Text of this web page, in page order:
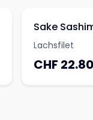
Sake
Lachsfilet
CHF 22.80